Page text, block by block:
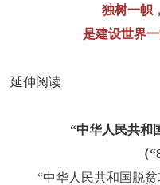
独树一帜
是建设世界
延伸阅读
“中华人民共和
（
“中华人民共和国脱